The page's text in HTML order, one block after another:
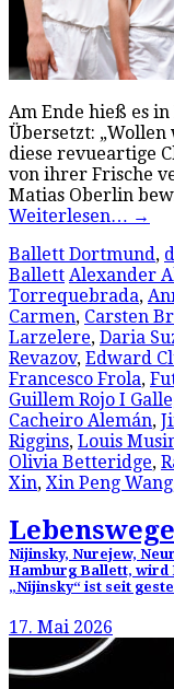
Am Ende hieß es
Übersetzt: „Wollen
diese revueartige
von ihrer Frische
Matias Oberlin
Weiterlesen… →
Ballett Dortmund,
Ballett Alexander
Torrequebrada,
Carmen, Carsten
Larzelere, Daria
Revazov, Edward
Francesco Frola,
Guillem Rojo I
Cacheiro Alemán,
Riggins, Louis
Olivia Betteridge,
Xin, Xin Peng Wang
Nijinsky, Nurejew,
Hamburg Ballett, wird
„Nijinsky“ ist seit
17. Mai 2026